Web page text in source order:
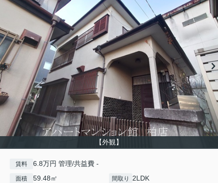
【外観】
賃料 6.8万円 管理/共益費 -
面積 59.48㎡ 間取り 2LDK